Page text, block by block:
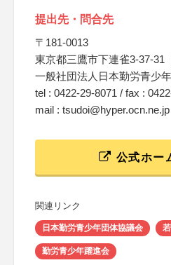
提出先・問合先
〒181-0013
東京都三鷹市下連雀3-37-31
一般社団法人日本勤労青少
tel : 0422-29-8071 / fax :
mail : tsudoi@hyper.ocn.ne.jp
公式ホー
関連リンク
日本勤労青少年団体協議会
勤労青少年躍進会